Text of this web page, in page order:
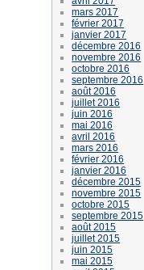
mars 2017
février 2017
janvier 2017
décembre 2016
novembre 2016
octobre 2016
septembre 2016
août 2016
juillet 2016
juin 2016
mai 2016
avril 2016
mars 2016
février 2016
janvier 2016
décembre 2015
novembre 2015
octobre 2015
septembre 2015
août 2015
juillet 2015
juin 2015
mai 2015